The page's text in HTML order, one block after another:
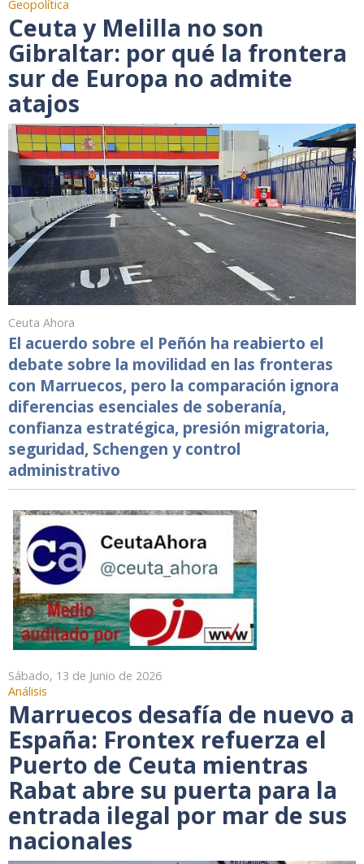
Geopolítica
Ceuta y Melilla no son
Gibraltar: por qué la frontera
sur de Europa no admite
atajos
Ceuta Ahora
El acuerdo sobre el Peñón ha reabierto el
debate sobre la movilidad en las fronteras
con Marruecos, pero la comparación ignora
diferencias esenciales de soberanía,
confianza estratégica, presión migratoria,
seguridad, Schengen y control
administrativo
Sábado, 13 de Junio de 2026
Análisis
Marruecos desafía de nuevo a
España: Frontex refuerza el
Puerto de Ceuta mientras
Rabat abre su puerta para la
entrada ilegal por mar de sus
nacionales